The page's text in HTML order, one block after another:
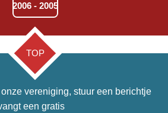
2006 - 2005
TOP
vereniging, stuur een berichtje
een gratis